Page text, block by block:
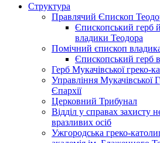
Структура
Правлячий Єпископ
Єпископський герб
владики Теодора
Помічний єпископ
Єпископський герб
Герб Мукачівської греко-
Управління Мукачівської
Єпархії
Церковний Трибунал
Відділ у справах захисту
вразливих осіб
Ужгородська греко-